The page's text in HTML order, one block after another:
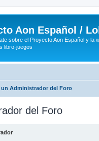
Aon Español /
sobre el Proyecto Aon Español y la
libro-juegos
Administrador del Foro
del Foro